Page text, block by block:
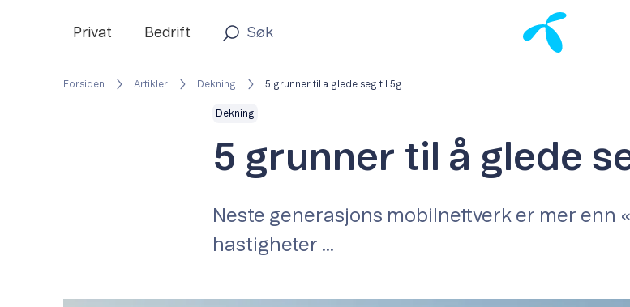
Privat Bedrift
Forsiden Artikler Dekning 5 grunner til a glede seg til 5g
Dekning
5 grunner til å glede
Neste generasjons mobilnettverk er mer enn
hastigheter ...